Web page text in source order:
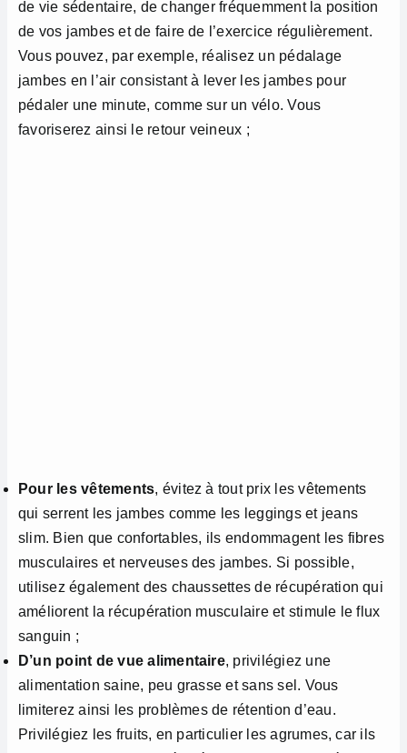
de vie sédentaire, de changer fréquemment la position
de vos jambes et de faire de l’exercice régulièrement.
Vous pouvez, par exemple, réalisez un pédalage
jambes en l’air consistant à lever les jambes pour
pédaler une minute, comme sur un vélo. Vous
favoriserez ainsi le retour veineux ;
Pour les vêtements, évitez à tout prix les vêtements
qui serrent les jambes comme les leggings et jeans
slim. Bien que confortables, ils endommagent les fibres
musculaires et nerveuses des jambes. Si possible,
utilisez également des chaussettes de récupération qui
améliorent la récupération musculaire et stimule le flux
sanguin ;
D’un point de vue alimentaire, privilégiez une
alimentation saine, peu grasse et sans sel. Vous
limiterez ainsi les problèmes de rétention d’eau.
Privilégiez les fruits, en particulier les agrumes, car ils